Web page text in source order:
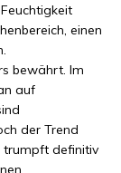
einen
bewährt. Im
auf
der Trend
trumpft definitiv